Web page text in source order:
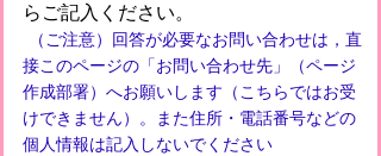
らご記入ください。
（ご注意）回答が必要なお問い合わせは，直
接このページの「お問い合わせ先」（ページ
作成部署）へお願いします（こちらではお受
けできません）。また住所・電話番号などの
個人情報は記入しないでください